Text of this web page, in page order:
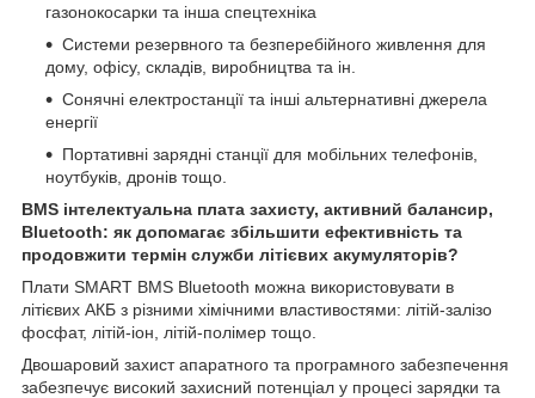
газонокосарки та інша спецтехніка
Системи резервного та безперебійного живлення для
дому, офісу, складів, виробництва та ін.
Сонячні електростанції та інші альтернативні джерела
енергії
Портативні зарядні станції для мобільних телефонів,
ноутбуків, дронів тощо.
BMS інтелектуальна плата захисту, активний балансир,
Bluetooth: як допомагає збільшити ефективність та
продовжити термін служби літієвих акумуляторів?
Плати SMART BMS Bluetooth можна використовувати в
літієвих АКБ з різними хімічними властивостями: літій-залізо
фосфат, літій-іон, літій-полімер тощо.
Двошаровий захист апаратного та програмного забезпечення
забезпечує високий захисний потенціал у процесі зарядки та